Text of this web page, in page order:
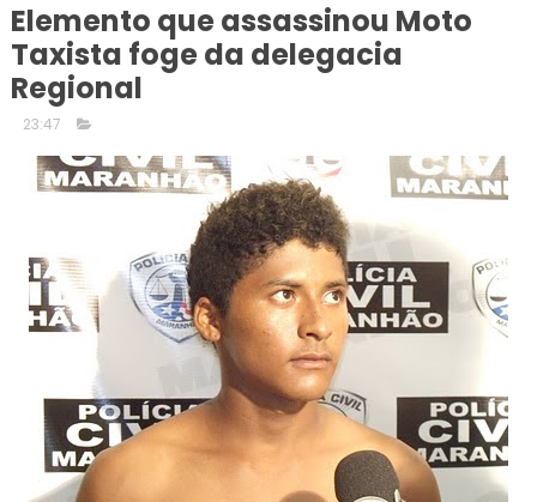
Elemento que assassinou Moto
Taxista foge da delegacia
Regional
23:47